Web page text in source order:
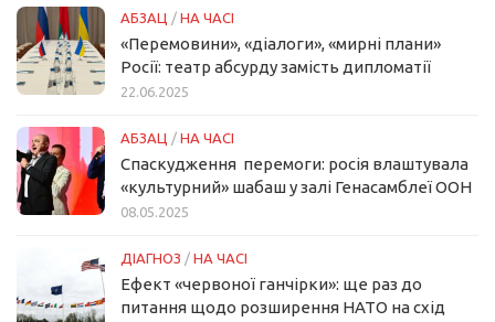
АБЗАЦ / НА ЧАСІ
«Перемовини», «діалоги», «мирні плани»
Росії: театр абсурду замість дипломатії
22.06.2025
АБЗАЦ / НА ЧАСІ
Спаскудження перемоги: росія влаштувала
«культурний» шабаш у залі Генасамблеї ООН
08.05.2025
ДІАГНОЗ / НА ЧАСІ
Ефект «червоної ганчірки»: ще раз до
питання щодо розширення НАТО на схід